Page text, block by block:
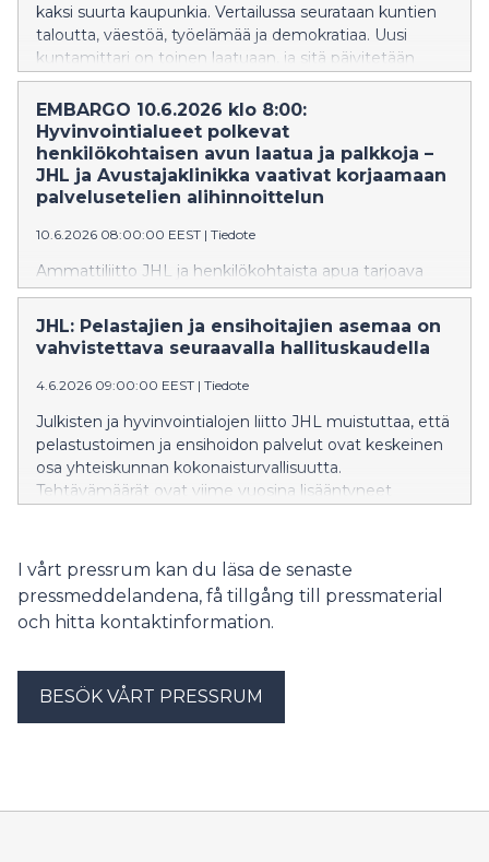
kaksi suurta kaupunkia. Vertailussa seurataan kuntien
taloutta, väestöä, työelämää ja demokratiaa. Uusi
kuntamittari on toinen laatuaan, ja sitä päivitetään
vuosittain.
EMBARGO 10.6.2026 klo 8:00:
Hyvinvointialueet polkevat
henkilökohtaisen avun laatua ja palkkoja –
JHL ja Avustajaklinikka vaativat korjaamaan
palvelusetelien alihinnoittelun
10.6.2026 08:00:00 EEST | Tiedote
Ammattiliitto JHL ja henkilökohtaista apua tarjoava
Avustajaklinikka vaativat, että palvelusetelien hinnat
saadaan vastaamaan todellisia kustannuksia.
Vaatimuksia vauhditetaan yhteisellä Huomioistuin-
JHL: Pelastajien ja ensihoitajien asemaa on
vahvistettava seuraavalla hallituskaudella
4.6.2026 09:00:00 EEST | Tiedote
Julkisten ja hyvinvointialojen liitto JHL muistuttaa, että
pelastustoimen ja ensihoidon palvelut ovat keskeinen
osa yhteiskunnan kokonaisturvallisuutta.
Tehtävämäärät ovat viime vuosina lisääntyneet
työolosuhteet sekä kiristyvä kilpailu osaavasta
työvoimasta vaikeuttavat rekrytointia ja henkilöstön
pysyvyyttä.
I vårt pressrum kan du läsa de senaste
pressmeddelandena, få tillgång till pressmaterial
och hitta kontaktinformation.
BESÖK VÅRT PRESSRUM